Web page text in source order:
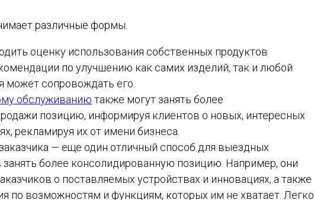
различные формы.
оценку использования собственных продуктов
по улучшению как самих изделий, так и любой
может сопровождать его.
обслуживанию также могут занять более
позицию, информируя клиентов о новых, интересных
рекламируя их от имени бизнеса.
— еще один отличный способ для выездных
более консолидированную позицию. Например, они
о поставляемых устройствах и инновациях, а также
по возможностям и функциям, которых им не хватает. Легко